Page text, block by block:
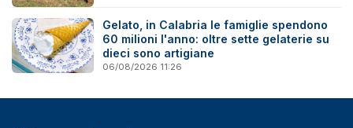
Gelato, in Calabria le famiglie spendono
60 milioni l'anno: oltre sette gelaterie su
dieci sono artigiane
06/08/2026 11:26